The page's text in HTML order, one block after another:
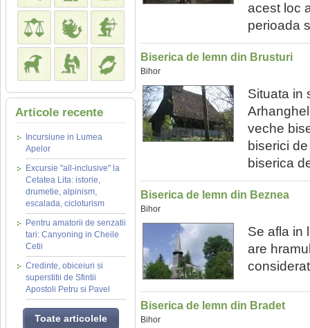
Articole recente
Incursiune in Lumea
Apelor
Excursie "all-inclusive" la
Cetatea Lita: istorie,
drumetie, alpinism,
escalada, cicloturism
Pentru amatorii de senzatii
tari: Canyoning in Cheile
Cetii
Credinte, obiceiuri si
superstitii de Sfintii
Apostoli Petru si Pavel
Toate articolele
acest loc
perioada
Biserica de lemn din Brusturi
Bihor
Situata in
veche
biserici
biserica
Biserica de lemn din Beznea
Bihor
Se afla in
are
Biserica de lemn din Bradet
Bihor